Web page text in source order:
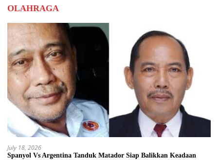
OLAHRAGA
July 18, 2026
Spanyol Vs Argentina Tanduk Matador Siap Balikkan Keadaan